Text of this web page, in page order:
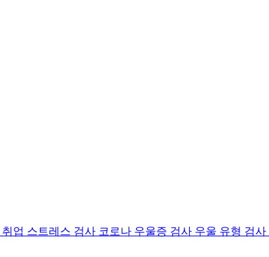
취업 스트레스 검사 코로나 우울증 검사 우울 유형 검사